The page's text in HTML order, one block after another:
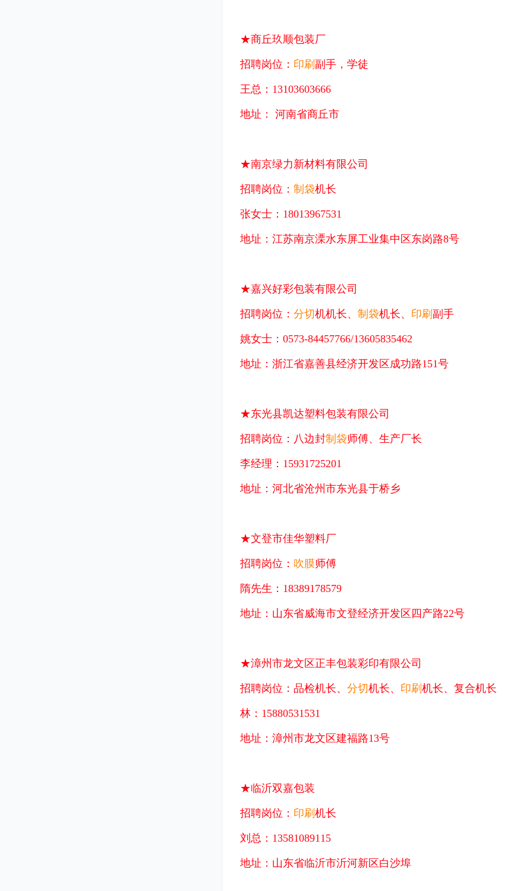
★商丘玖顺包装厂
招聘岗位： 印刷 副手，学徒
王总：13103603666
地址： 河南省商丘市
★南京绿力新材料有限公司
招聘岗位： 制袋机长
张女士：18013967531
地址：江苏南京溧水东屏工业集中区东岗路8号
★嘉兴好彩包装有限公司
招聘岗位： 分切机机长、 制袋机长、 印刷 副手
姚女士：0573-84457766/13605835462
地址：浙江省嘉善县经济开发区成功路151号
★东光县凯达塑料包装有限公司
招聘岗位：八边封制袋师傅、生产厂长
李经理：15931725201
地址：河北省沧州市东光县于桥乡
★文登市佳华塑料厂
招聘岗位： 吹膜师傅
隋先生：18389178579
地址：山东省威海市文登经济开发区四产路22号
★漳州市龙文区正丰包装彩印有限公司
招聘岗位：品检机长、 分切机长、 印刷 机长、 复合机长
林：15880531531
地址：漳州市龙文区建福路13号
★临沂双嘉包装
招聘岗位： 印刷 机长
刘总：13581089115
地址：山东省临沂市沂河新区白沙埠